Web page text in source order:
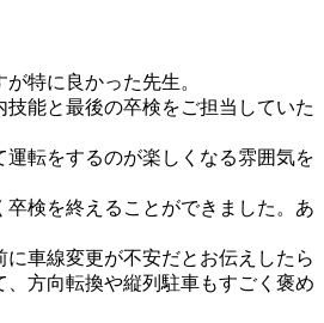
特に良かった先生。
能と最後の卒検をご担当していた
転をするのが楽しくなる雰囲気を
検を終えることができました。あ
車線変更が不安だとお伝えしたら
方向転換や縦列駐車もすごく褒め